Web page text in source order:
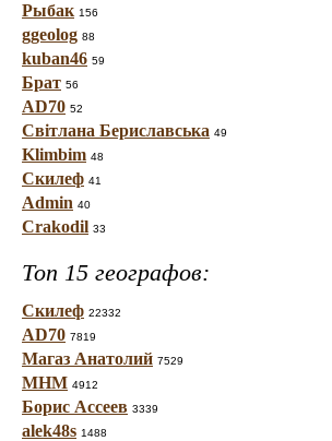
Рыбак 156
ggeolog 88
kuban46 59
Брат 56
AD70 52
Світлана Бериславська 49
Klimbim 48
Скилеф 41
Admin 40
Crakodil 33
Топ 15 географов:
Скилеф 22332
AD70 7819
Магаз Анатолий 7529
МНМ 4912
Борис Ассеев 3339
alek48s 1488